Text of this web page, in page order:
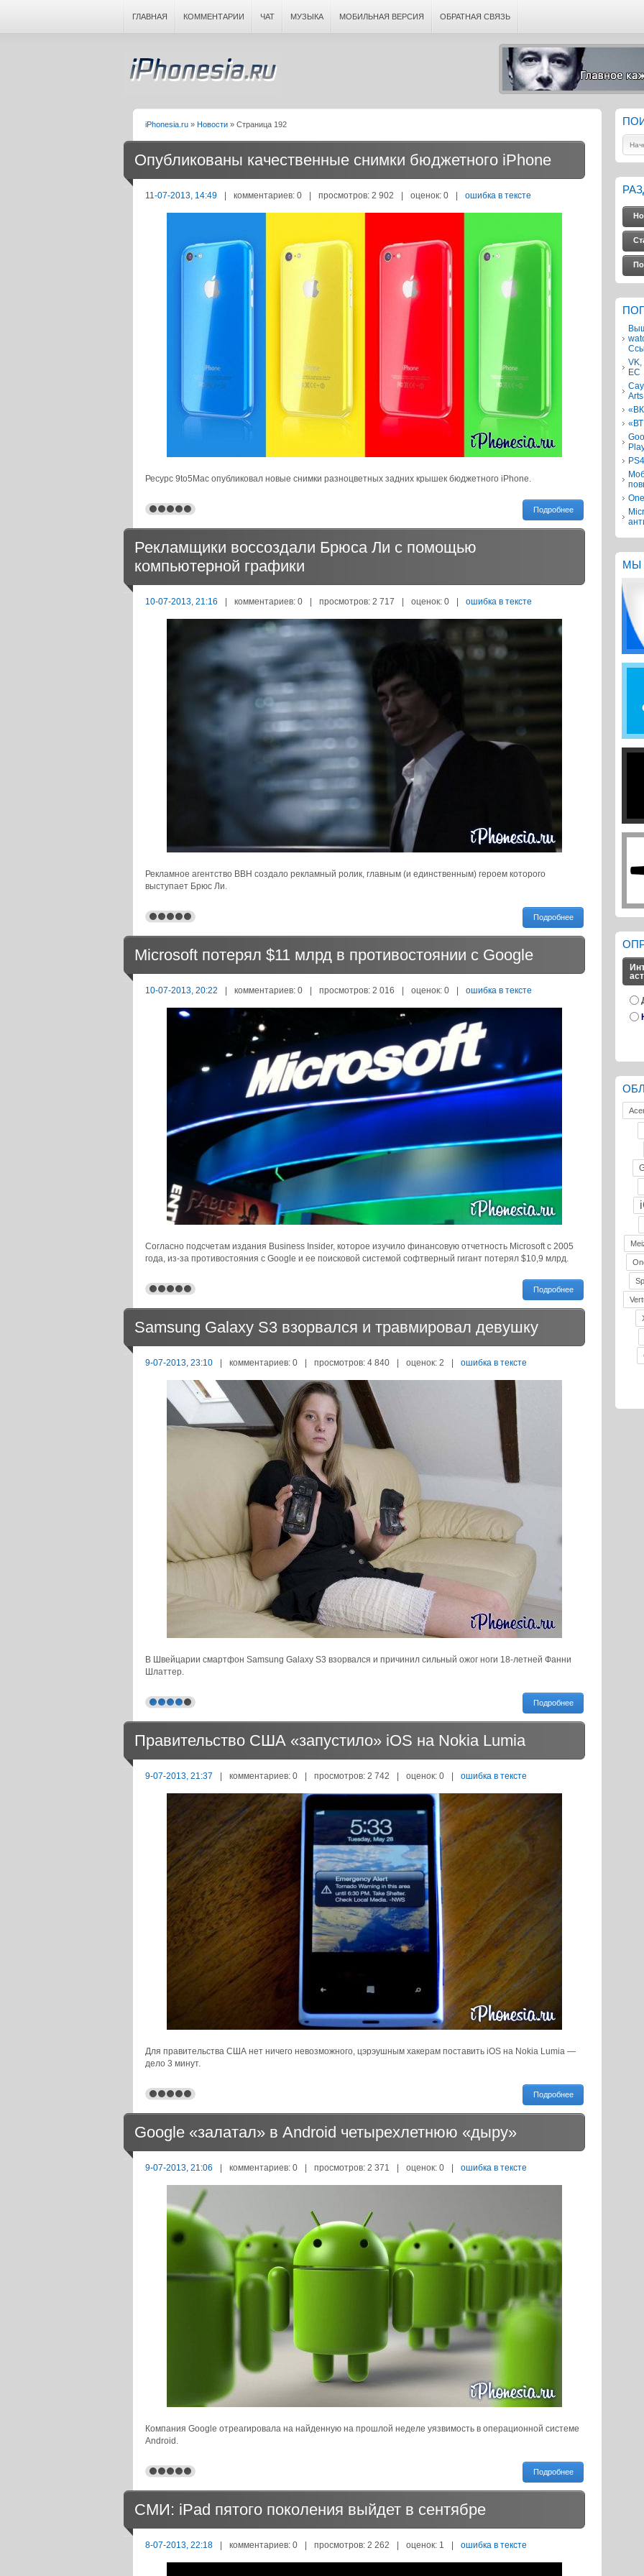
ГЛАВНАЯ КОММЕНТАРИИ ЧАТ МУЗЫКА МОБИЛЬНАЯ ВЕРСИЯ ОБРАТНАЯ СВЯЗЬ
iPhonesia.ru » Новости » Страница 192
Опубликованы качественные снимки бюджетного iPhone
11-07-2013, 14:49 | комментариев: 0 | просмотров: 2 902 | оценок: 0 | ошибка в тексте
Ресурс 9to5Mac опубликовал новые снимки разноцветных задних крышек бюджетного iPhone.
Подробнее
Рекламщики воссоздали Брюса Ли с помощью
компьютерной графики
10-07-2013, 21:16 | комментариев: 0 | просмотров: 2 717 | оценок: 0 | ошибка в тексте
Рекламное агентство BBH создало рекламный ролик, главным (и единственным) героем которого
выступает Брюс Ли.
Подробнее
Microsoft потерял $11 млрд в противостоянии с Google
10-07-2013, 20:22 | комментариев: 0 | просмотров: 2 016 | оценок: 0 | ошибка в тексте
Согласно подсчетам издания Business Insider, которое изучило финансовую отчетность Microsoft с 2005
года, из-за противостояния с Google и ее поисковой системой софтверный гигант потерял $10,9 млрд.
Подробнее
Samsung Galaxy S3 взорвался и травмировал девушку
9-07-2013, 23:10 | комментариев: 0 | просмотров: 4 840 | оценок: 2 | ошибка в тексте
В Швейцарии смартфон Samsung Galaxy S3 взорвался и причинил сильный ожог ноги 18-летней Фанни
Шлаттер.
Подробнее
Правительство США «запустило» iOS на Nokia Lumia
9-07-2013, 21:37 | комментариев: 0 | просмотров: 2 742 | оценок: 0 | ошибка в тексте
Для правительства США нет ничего невозможного, цэрэушным хакерам поставить iOS на Nokia Lumia —
дело 3 минут.
Подробнее
Google «залатал» в Android четырехлетнюю «дыру»
9-07-2013, 21:06 | комментариев: 0 | просмотров: 2 371 | оценок: 0 | ошибка в тексте
Компания Google отреагировала на найденную на прошлой неделе уязвимость в операционной системе
Android.
Подробнее
СМИ: iPad пятого поколения выйдет в сентябре
8-07-2013, 22:18 | комментариев: 0 | просмотров: 2 262 | оценок: 1 | ошибка в тексте
VK,
ЕС
Arts
МЫ